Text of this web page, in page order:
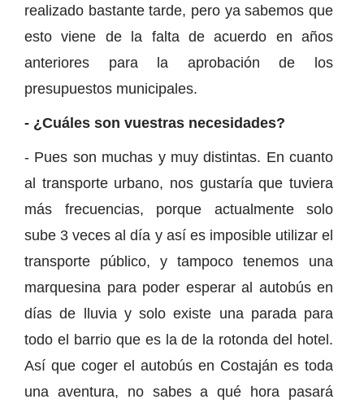
realizado bastante tarde, pero ya sabemos que
esto viene de la falta de acuerdo en años
anteriores para la aprobación de los
presupuestos municipales.
- ¿Cuáles son vuestras necesidades?
- Pues son muchas y muy distintas. En cuanto
al transporte urbano, nos gustaría que tuviera
más frecuencias, porque actualmente solo
sube 3 veces al día y así es imposible utilizar el
transporte público, y tampoco tenemos una
marquesina para poder esperar al autobús en
días de lluvia y solo existe una parada para
todo el barrio que es la de la rotonda del hotel.
Así que coger el autobús en Costaján es toda
una aventura, no sabes a qué hora pasará